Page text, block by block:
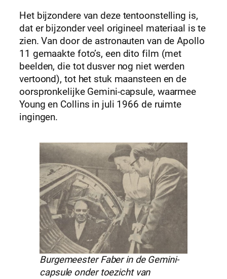
Het bijzondere van deze tentoonstelling is,
dat er bijzonder veel origineel materiaal is te
zien. Van door de astronauten van de Apollo
11 gemaakte foto’s, een dito film (met
beelden, die tot dusver nog niet werden
vertoond), tot het stuk maansteen en de
oorspronkelijke Gemini-capsule, waarmee
Young en Collins in juli 1966 de ruimte
ingingen.
Burgemeester Faber in de Gemini-
capsule onder toezicht van